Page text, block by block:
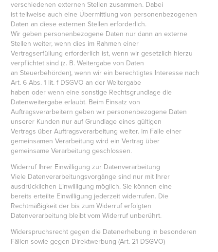
verschiedenen externen Stellen zusammen. Dabei
ist teilweise auch eine Übermittlung von personenbezogenen
Daten an diese externen Stellen erforderlich.
Wir geben personenbezogene Daten nur dann an externe
Stellen weiter, wenn dies im Rahmen einer
Vertragserfüllung erforderlich ist, wenn wir gesetzlich hierzu
verpflichtet sind (z. B. Weitergabe von Daten
an Steuerbehörden), wenn wir ein berechtigtes Interesse nach
Art. 6 Abs. 1 lit. f DSGVO an der Weitergabe
haben oder wenn eine sonstige Rechtsgrundlage die
Datenweitergabe erlaubt. Beim Einsatz von
Auftragsverarbeitern geben wir personenbezogene Daten
unserer Kunden nur auf Grundlage eines gültigen
Vertrags über Auftragsverarbeitung weiter. Im Falle einer
gemeinsamen Verarbeitung wird ein Vertrag über
gemeinsame Verarbeitung geschlossen.
Widerruf Ihrer Einwilligung zur Datenverarbeitung
Viele Datenverarbeitungsvorgänge sind nur mit Ihrer
ausdrücklichen Einwilligung möglich. Sie können eine
bereits erteilte Einwilligung jederzeit widerrufen. Die
Rechtmäßigkeit der bis zum Widerruf erfolgten
Datenverarbeitung bleibt vom Widerruf unberührt.
Widerspruchsrecht gegen die Datenerhebung in besonderen
Fällen sowie gegen Direktwerbung (Art. 21 DSGVO)